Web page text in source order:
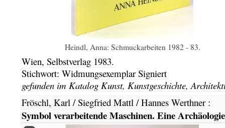
Heindl, Anna: Schmuckarbeiten 1982 - 83.
Wien, Selbstverlag 1983.
Stichwort: Widmungsexemplar Signiert
gefunden im Katalog Kunst, Kunstgeschichte,
Fröschl, Karl / Siegfried Mattl / Hannes Werthner:
Symbol verarbeitende Maschinen. Eine